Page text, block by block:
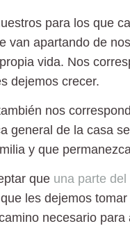
para los que
van apartando de
vida. Nos
dejemos crecer.
nos
general de la casa
y que
que una parte
les dejemos
necesario para